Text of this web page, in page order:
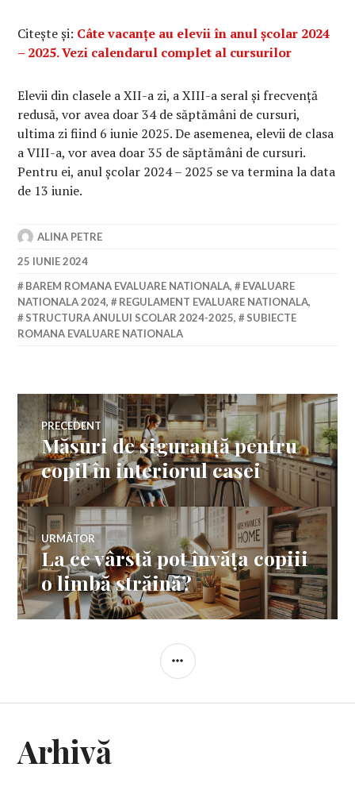
Citește și: Câte vacanțe au elevii în anul școlar 2024
– 2025. Vezi calendarul complet al cursurilor
Elevii din clasele a XII-a zi, a XIII-a seral și frecvență
redusă, vor avea doar 34 de săptămâni de cursuri,
ultima zi fiind 6 iunie 2025. De asemenea, elevii de clasa
a VIII-a, vor avea doar 35 de săptămâni de cursuri.
Pentru ei, anul școlar 2024 – 2025 se va termina la data
de 13 iunie.
ALINA PETRE
25 IUNIE 2024
BAREM ROMANA EVALUARE NATIONALA,
EVALUARE
NATIONALA 2024, REGULAMENT EVALUARE NATIONALA,
STRUCTURA ANULUI SCOLAR 2024-2025,
SUBIECTE
ROMANA EVALUARE NATIONALA
Navigare
în
articole
PRECEDENT
Articolul
anterior:
Măsuri de siguranță pentru
copil în interiorul casei
URMĂTOR
Articolul
următor:
La ce vârstă pot învăța copiii
o limbă străină?
BARĂ
Arhivă